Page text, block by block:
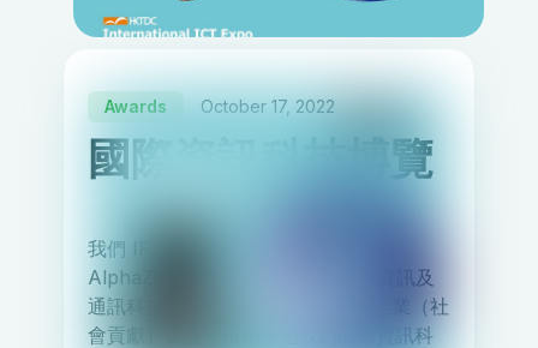
Awards October 17, 2022
國際資訊科技博覽
我們 IF Interactive 的合作伙伴
AlphaZone 在2021 年度榮獲香港資訊及
通訊科技獎 HKICT 資訊科技初創企業（社
會貢獻）金獎，很榮幸地收到國際資訊科